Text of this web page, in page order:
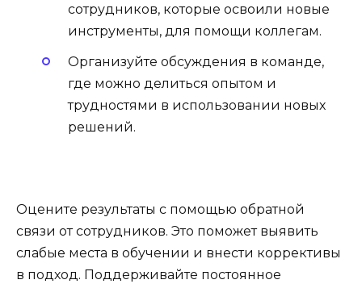
сотрудников, которые освоили новые
инструменты, для помощи коллегам.
Организуйте обсуждения в команде,
где можно делиться опытом и
трудностями в использовании новых
решений.
Оцените результаты с помощью обратной
связи от сотрудников. Это поможет выявить
слабые места в обучении и внести коррективы
в подход. Поддерживайте постоянное